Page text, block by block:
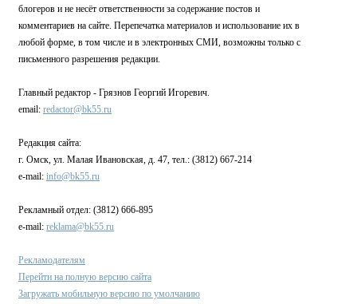
блогеров и не несёт ответственности за содержание постов и
комментариев на сайте. Перепечатка материалов и использование их в
любой форме, в том числе и в электронных СМИ, возможны только с
письменного разрешения редакции.
Главный редактор - Грязнов Георгий Игоревич.
email: redactor@bk55.ru
Редакция сайта:
г. Омск, ул. Малая Ивановская, д. 47, тел.: (3812) 667-214
e-mail: info@bk55.ru
Рекламный отдел: (3812) 666-895
e-mail: reklama@bk55.ru
Рекламодателям
Перейти на полную версию сайта
Загружать мобильную версию по умолчанию